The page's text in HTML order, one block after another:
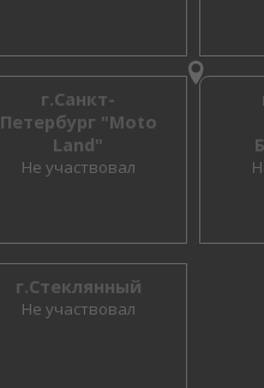
г.Санкт-
Петербург "Moto
Land"
Не участвовал
г.Стеклянный
Не участвовал